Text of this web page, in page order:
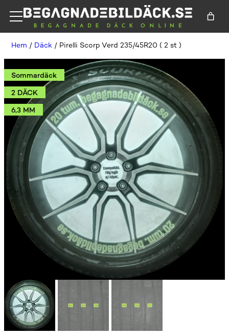
Hem / Däck / Pirelli Scorp Verd 235/45R20 ( 2 st )
Sommardäck
2 DÄCK
6,3 MM